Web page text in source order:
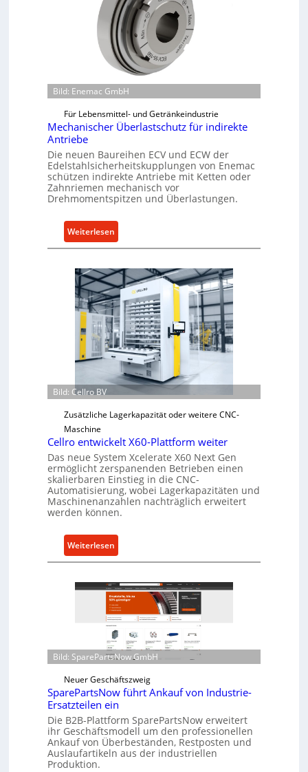
Bild: Enemac GmbH
Für Lebensmittel- und Getränkeindustrie
Mechanischer Überlastschutz für indirekte
Antriebe
Die neuen Baureihen ECV und ECW der
Edelstahlsicherheitskupplungen von Enemac
schützen indirekte Antriebe mit Ketten oder
Zahnriemen mechanisch vor
Drehmomentspitzen und Überlastungen.
Weiterlesen
M
c
h
a
n
i
s
c
h
Ü
e
r
l
a
s
t
s
h
t
z
f
ü
r
i
n
d
i
r
e
k
Bild: Cellro BV
Zusätzliche Lagerkapazität oder weitere CNC-
Maschine
Cellro entwickelt X60-Plattform weiter
Das neue System Xcelerate X60 Next Gen
ermöglicht zerspanenden Betrieben einen
skalierbaren Einstieg in die CNC-
Automatisierung, wobei Lagerkapazitäten und
Maschinenanzahlen nachträglich erweitert
werden können.
Weiterlesen
C
l
l
r
o
e
n
t
w
i
c
k
e
Bild: SparePartsNow GmbH
Neuer Geschäftszweig
SparePartsNow führt Ankauf von Industrie-
Ersatzteilen ein
Die B2B-Plattform SparePartsNow erweitert
ihr Geschäftsmodell um den professionellen
Ankauf von Überbeständen, Restposten und
Auslaufartikeln aus der industriellen
Produktion.